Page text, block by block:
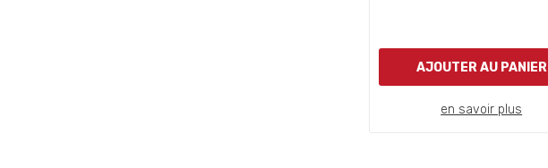
AJOUTER AU PANIER
en savoir plus